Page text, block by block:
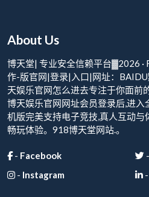
About Us
博天堂| 专业安全信赖平台▓2026 ·
作-版官网|登录|入口|网址：
天娱乐官网怎么进去专注于你面前
博天娱乐官网网址会员登录后,进入
机版完美支持电子竞技,真人互动与
畅玩体验。918博天堂网站.。
- Facebook -
- Instagram -